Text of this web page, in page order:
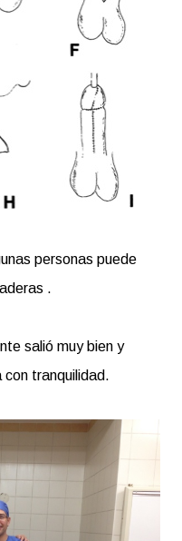
personas puede
.
salió muy bien y
tranquilidad.